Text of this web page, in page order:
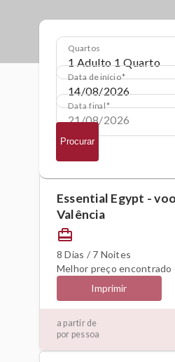
Quartos
Data de início
Data final
Procurar
Essential Egypt -
Valência
card_travel
8 Dias / 7 Noites
Melhor preço encontrado
Imprimir
a partir de
por pessoa